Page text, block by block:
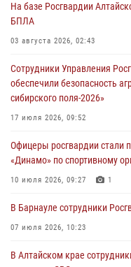
На базе Росгвардии
БПЛА
03 августа 2026, 02:43
Сотрудники Управления
обеспечили безопасность
сибирского поля-2026»
17 июля 2026, 09:52
Офицеры росгвардии стали
«Динамо» по спортивному
10 июля 2026, 09:27 1
В Барнауле сотрудники
07 июля 2026, 10:23
В Алтайском крае